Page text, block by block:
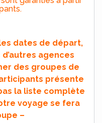
dates de départ,
d’autres agences
des groupes de
présente
la liste complète
voyage se fera
–